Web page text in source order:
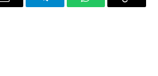
Email TelegramWhatsAppCopy